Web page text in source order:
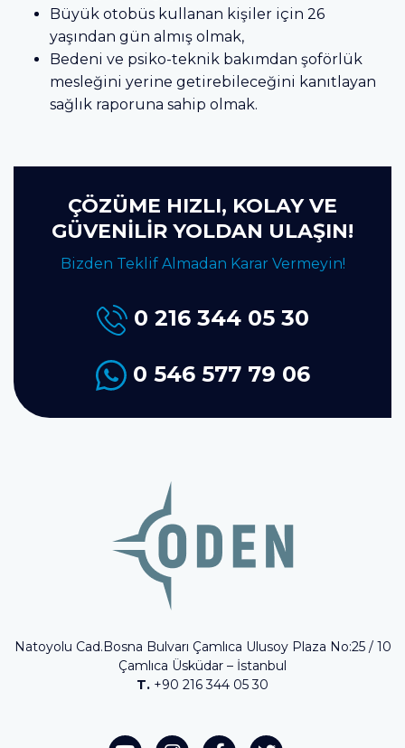
Büyük otobüs kullanan kişiler için 26
yaşından gün almış olmak,
Bedeni ve psiko-teknik bakımdan şoförlük
mesleğini yerine getirebileceğini kanıtlayan
sağlık raporuna sahip olmak.
ÇÖZÜME HIZLI, KOLAY VE
GÜVENİLİR YOLDAN ULAŞIN!
Bizden Teklif Almadan Karar Vermeyin!
0 216 344 05 30
0 546 577 79 06
Natoyolu Cad.Bosna Bulvarı Çamlıca Ulusoy Plaza No:25 / 10
Çamlıca Üsküdar – İstanbul
T. +90 216 344 05 30